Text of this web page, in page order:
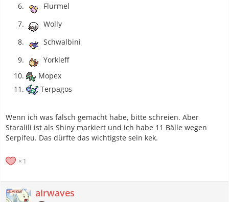
Flurmel
Wolly
Schwalbini
Yorkleff
Mopex
Terpagos
Wenn ich was falsch gemacht habe, bitte schreien. Aber
Staralili ist als Shiny markiert und ich habe 11 Bälle wegen
Serpifeu. Das dürfte das wichtigste sein kek.
1
airwaves